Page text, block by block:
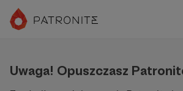
Uwaga! Opuszczasz